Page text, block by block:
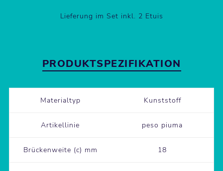
Lieferung im Set inkl. 2 Etuis
PRODUKTSPEZIFIKATION
Materialtyp Kunststoff
Artikellinie peso piuma
Brückenweite (c) mm 18